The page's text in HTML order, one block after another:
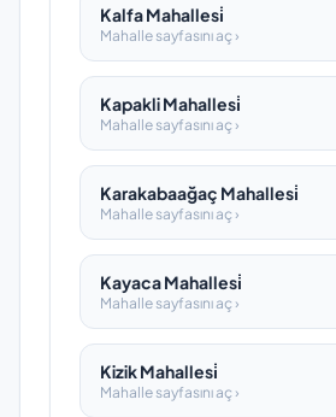
Kalfa Mahallesi̇
Mahalle sayfasını aç ›
Kapakli Mahallesi̇
Mahalle sayfasını aç ›
Karakabaağaç Mahallesi̇
Mahalle sayfasını aç ›
Kayaca Mahallesi̇
Mahalle sayfasını aç ›
Kizik Mahallesi̇
Mahalle sayfasını aç ›